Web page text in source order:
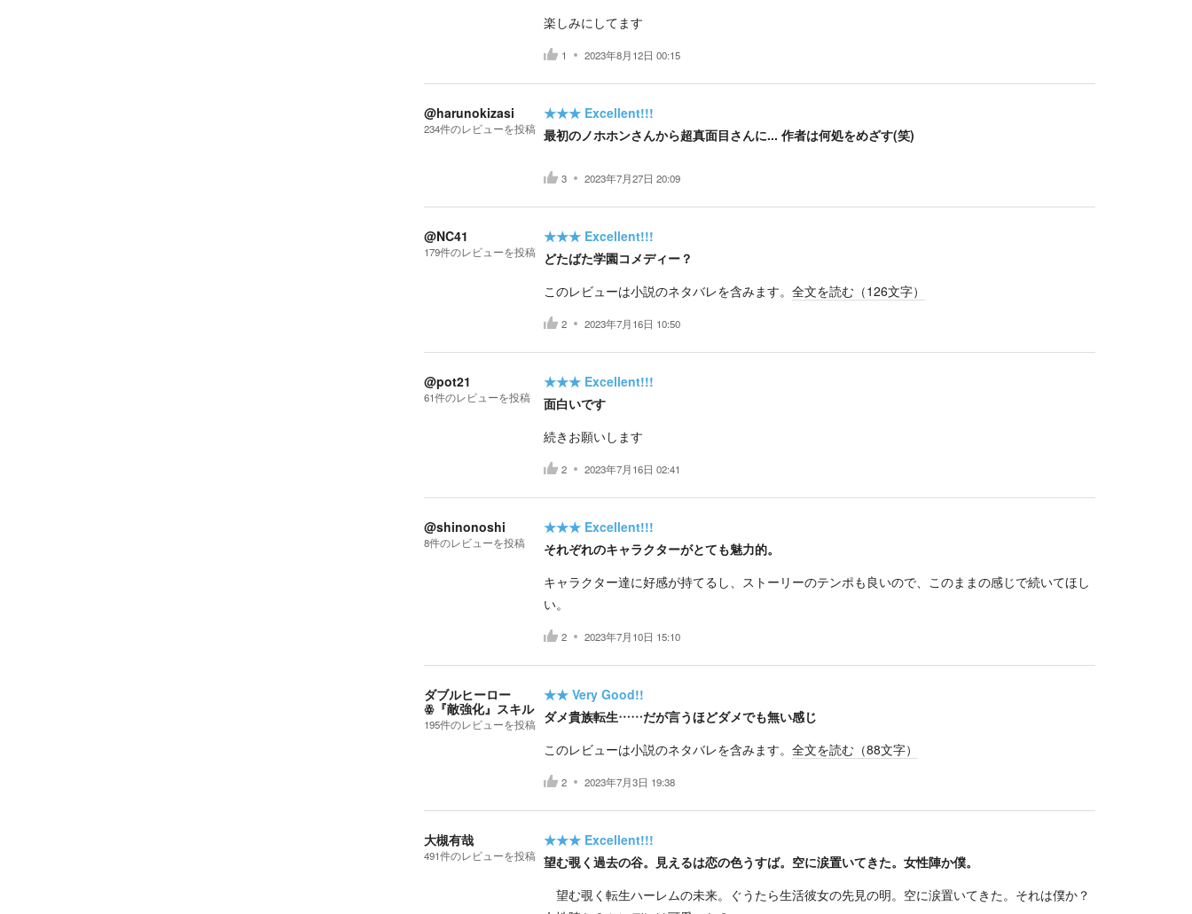
楽しみにしてます
1 2023年8月12日 00:15
@harunokizasi
234件のレビューを投稿
★★★ Excellent!!!
最初のノホホンさんから超真面目さんに... 作者は何処をめざす(笑)
3 2023年7月27日 20:09
@NC41
179件のレビューを投稿
★★★ Excellent!!!
どたばた学園コメディー？
このレビューは小説のネタバレを含みます。 全文を読む（126文字）
2 2023年7月16日 10:50
@pot21
61件のレビューを投稿
★★★ Excellent!!!
面白いです
続きお願いします
2 2023年7月16日 02:41
@shinonoshi
8件のレビューを投稿
★★★ Excellent!!!
それぞれのキャラクターがとても魅力的。
キャラクター達に好感が持てるし、ストーリーのテンポも良いので、このままの感じで続いてほし
い。
2 2023年7月10日 15:10
ダブルヒーロー
ꙮ『敵強化』スキル
195件のレビューを投稿
★★ Very Good!!
ダメ貴族転生……だが言うほどダメでも無い感じ
このレビューは小説のネタバレを含みます。 全文を読む（88文字）
2 2023年7月3日 19:38
大槻有哉
491件のレビューを投稿
★★★ Excellent!!!
望む覗く過去の谷。見えるは恋の色うすば。空に涙置いてきた。女性陣か僕。
望む覗く転生ハーレムの未来。ぐうたら生活彼女の先見の明。空に涙置いてきた。それは僕か？